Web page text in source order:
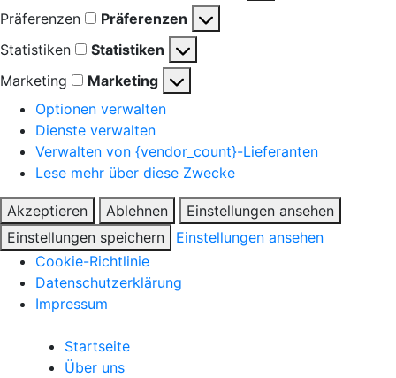
Präferenzen
Präferenzen
Statistiken
Statistiken
Marketing
Marketing
Optionen verwalten
Dienste verwalten
Verwalten von {vendor_count}-Lieferanten
Lese mehr über diese Zwecke
Akzeptieren Ablehnen
Einstellungen ansehen
Einstellungen speichern
Einstellungen ansehen
Cookie-Richtlinie
Datenschutzerklärung
Impressum
Startseite
Über uns